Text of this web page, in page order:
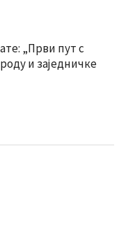
„Први пут с
и заједничке